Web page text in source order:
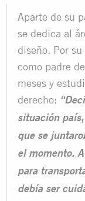
Aparte de su
se dedica al
diseño. Por
como padre
meses y
derecho:
situación
que se
el momento.
para
debía ser